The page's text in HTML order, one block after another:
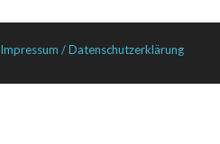
Impressum / Datenschutzerklärung